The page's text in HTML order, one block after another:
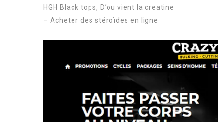
HGH Black tops, D’ou vient la creatine
– Acheter des stéroïdes en ligne